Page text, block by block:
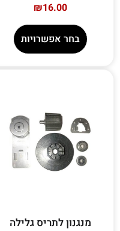
₪16.00
בחר אפשרויות
מנגנון לתריס גלילה